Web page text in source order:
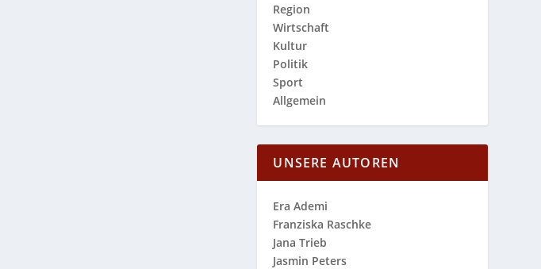
Region
Wirtschaft
Kultur
Politik
Sport
Allgemein
UNSERE AUTOREN
Era Ademi
Franziska Raschke
Jana Trieb
Jasmin Peters